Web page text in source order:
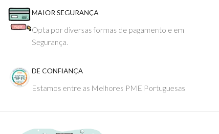
MAIOR SEGURANÇA
Opta por diversas formas de pagamento e em
Segurança.
DE CONFIANÇA
Estamos entre as Melhores PME Portuguesas